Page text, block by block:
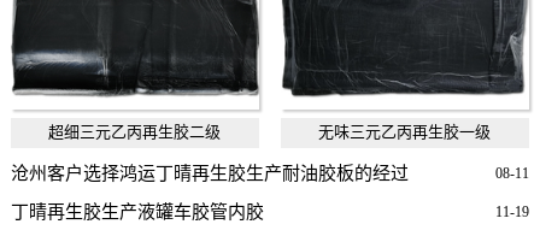
超细三元乙丙再生胶二级 无味三元乙丙再生胶一级
08-11
沧州客户选择鸿运丁晴再生胶生产耐油胶板的经过
11-19
丁晴再生胶生产液罐车胶管内胶